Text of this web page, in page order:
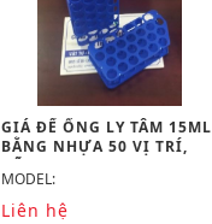
GIÁ ĐỂ ỐNG LY TÂM 15ML
BẰNG NHỰA 50 VỊ TRÍ,
HÃNG ONELAB
MODEL:
Liên hệ